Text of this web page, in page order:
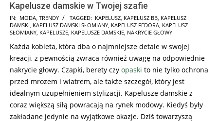
Kapelusze damskie w Twojej szafie
2018-
01-
IN: MODA, TRENDY TAGGED: KAPELUSZ, KAPELUSZ BB, KAPELUSZ
DAMSKI, KAPELUSZ DAMSKI SŁOMIANY, KAPELUSZ FEDORA, KAPELUSZ
SŁOMIANY, KAPELUSZE, KAPELUSZE DAMSKIE, NAKRYCIE GŁOWY
Każda kobieta, która dba o najmniejsze detale w swojej
kreacji, z pewnością zwraca również uwagę na odpowiednie
nakrycie głowy. Czapki, berety czy opaski to nie tylko ochrona
przed mrozem i wiatrem, ale także szczegół, który jest
idealnym uzupełnieniem stylizacji. Kapelusze damskie z
coraz większą siłą powracają na rynek modowy. Kiedyś były
zakładane jedynie na wyjątkowe okazje. Dziś towarzyszą